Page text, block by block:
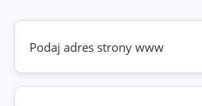
Twoja
strona
www
(wymagane)
Telefon